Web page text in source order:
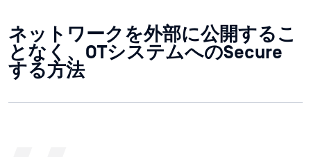
ネットワークを外部に公開するこ
となく、OTシステムへのSecure
する方法